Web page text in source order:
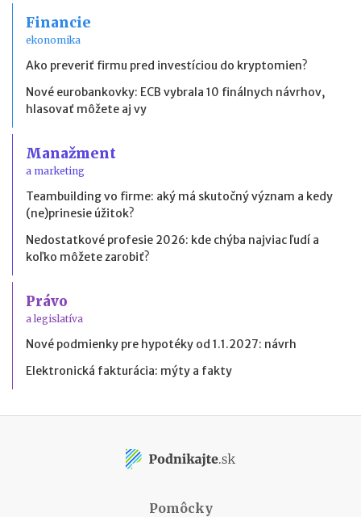
Financie
ekonomika
Ako preveriť firmu pred investíciou do kryptomien?
Nové eurobankovky: ECB vybrala 10 finálnych návrhov,
hlasovať môžete aj vy
Manažment
a marketing
Teambuilding vo firme: aký má skutočný význam a kedy
(ne)prinesie úžitok?
Nedostatkové profesie 2026: kde chýba najviac ľudí a
koľko môžete zarobiť?
Právo
a legislatíva
Nové podmienky pre hypotéky od 1.1.2027: návrh
Elektronická fakturácia: mýty a fakty
Pomôcky